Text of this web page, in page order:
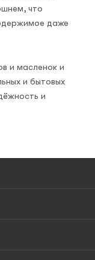
что
даже
и масленок и
и бытовых
и